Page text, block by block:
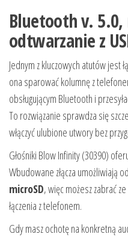
Bluetooth v.
odtwarzanie z
Jednym z kluczowych atutów jest
ona sparować kolumnę z
obsługującym Bluetooth i
To rozwiązanie sprawdza się
włączyć ulubione utwory bez
Głośniki Blow Infinity (30390)
Wbudowane złącza umożliwiają
microSD, więc możesz zabrać
łączenia z telefonem.
Gdy masz ochotę na konkretną